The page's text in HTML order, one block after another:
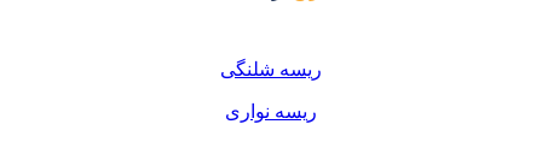
ریسه شلنگی
ریسه نواری